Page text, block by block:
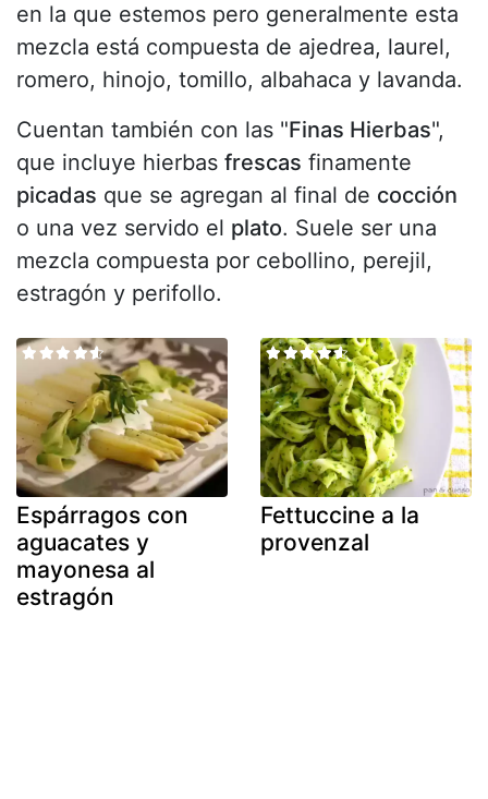
en la que estemos pero generalmente esta
mezcla está compuesta de ajedrea, laurel,
romero, hinojo, tomillo, albahaca y lavanda.
Cuentan también con las "Finas Hierbas",
que incluye hierbas frescas finamente
picadas que se agregan al final de cocción
o una vez servido el plato. Suele ser una
mezcla compuesta por cebollino, perejil,
estragón y perifollo.
Espárragos con
aguacates y
mayonesa al
estragón
Fettuccine a la
provenzal